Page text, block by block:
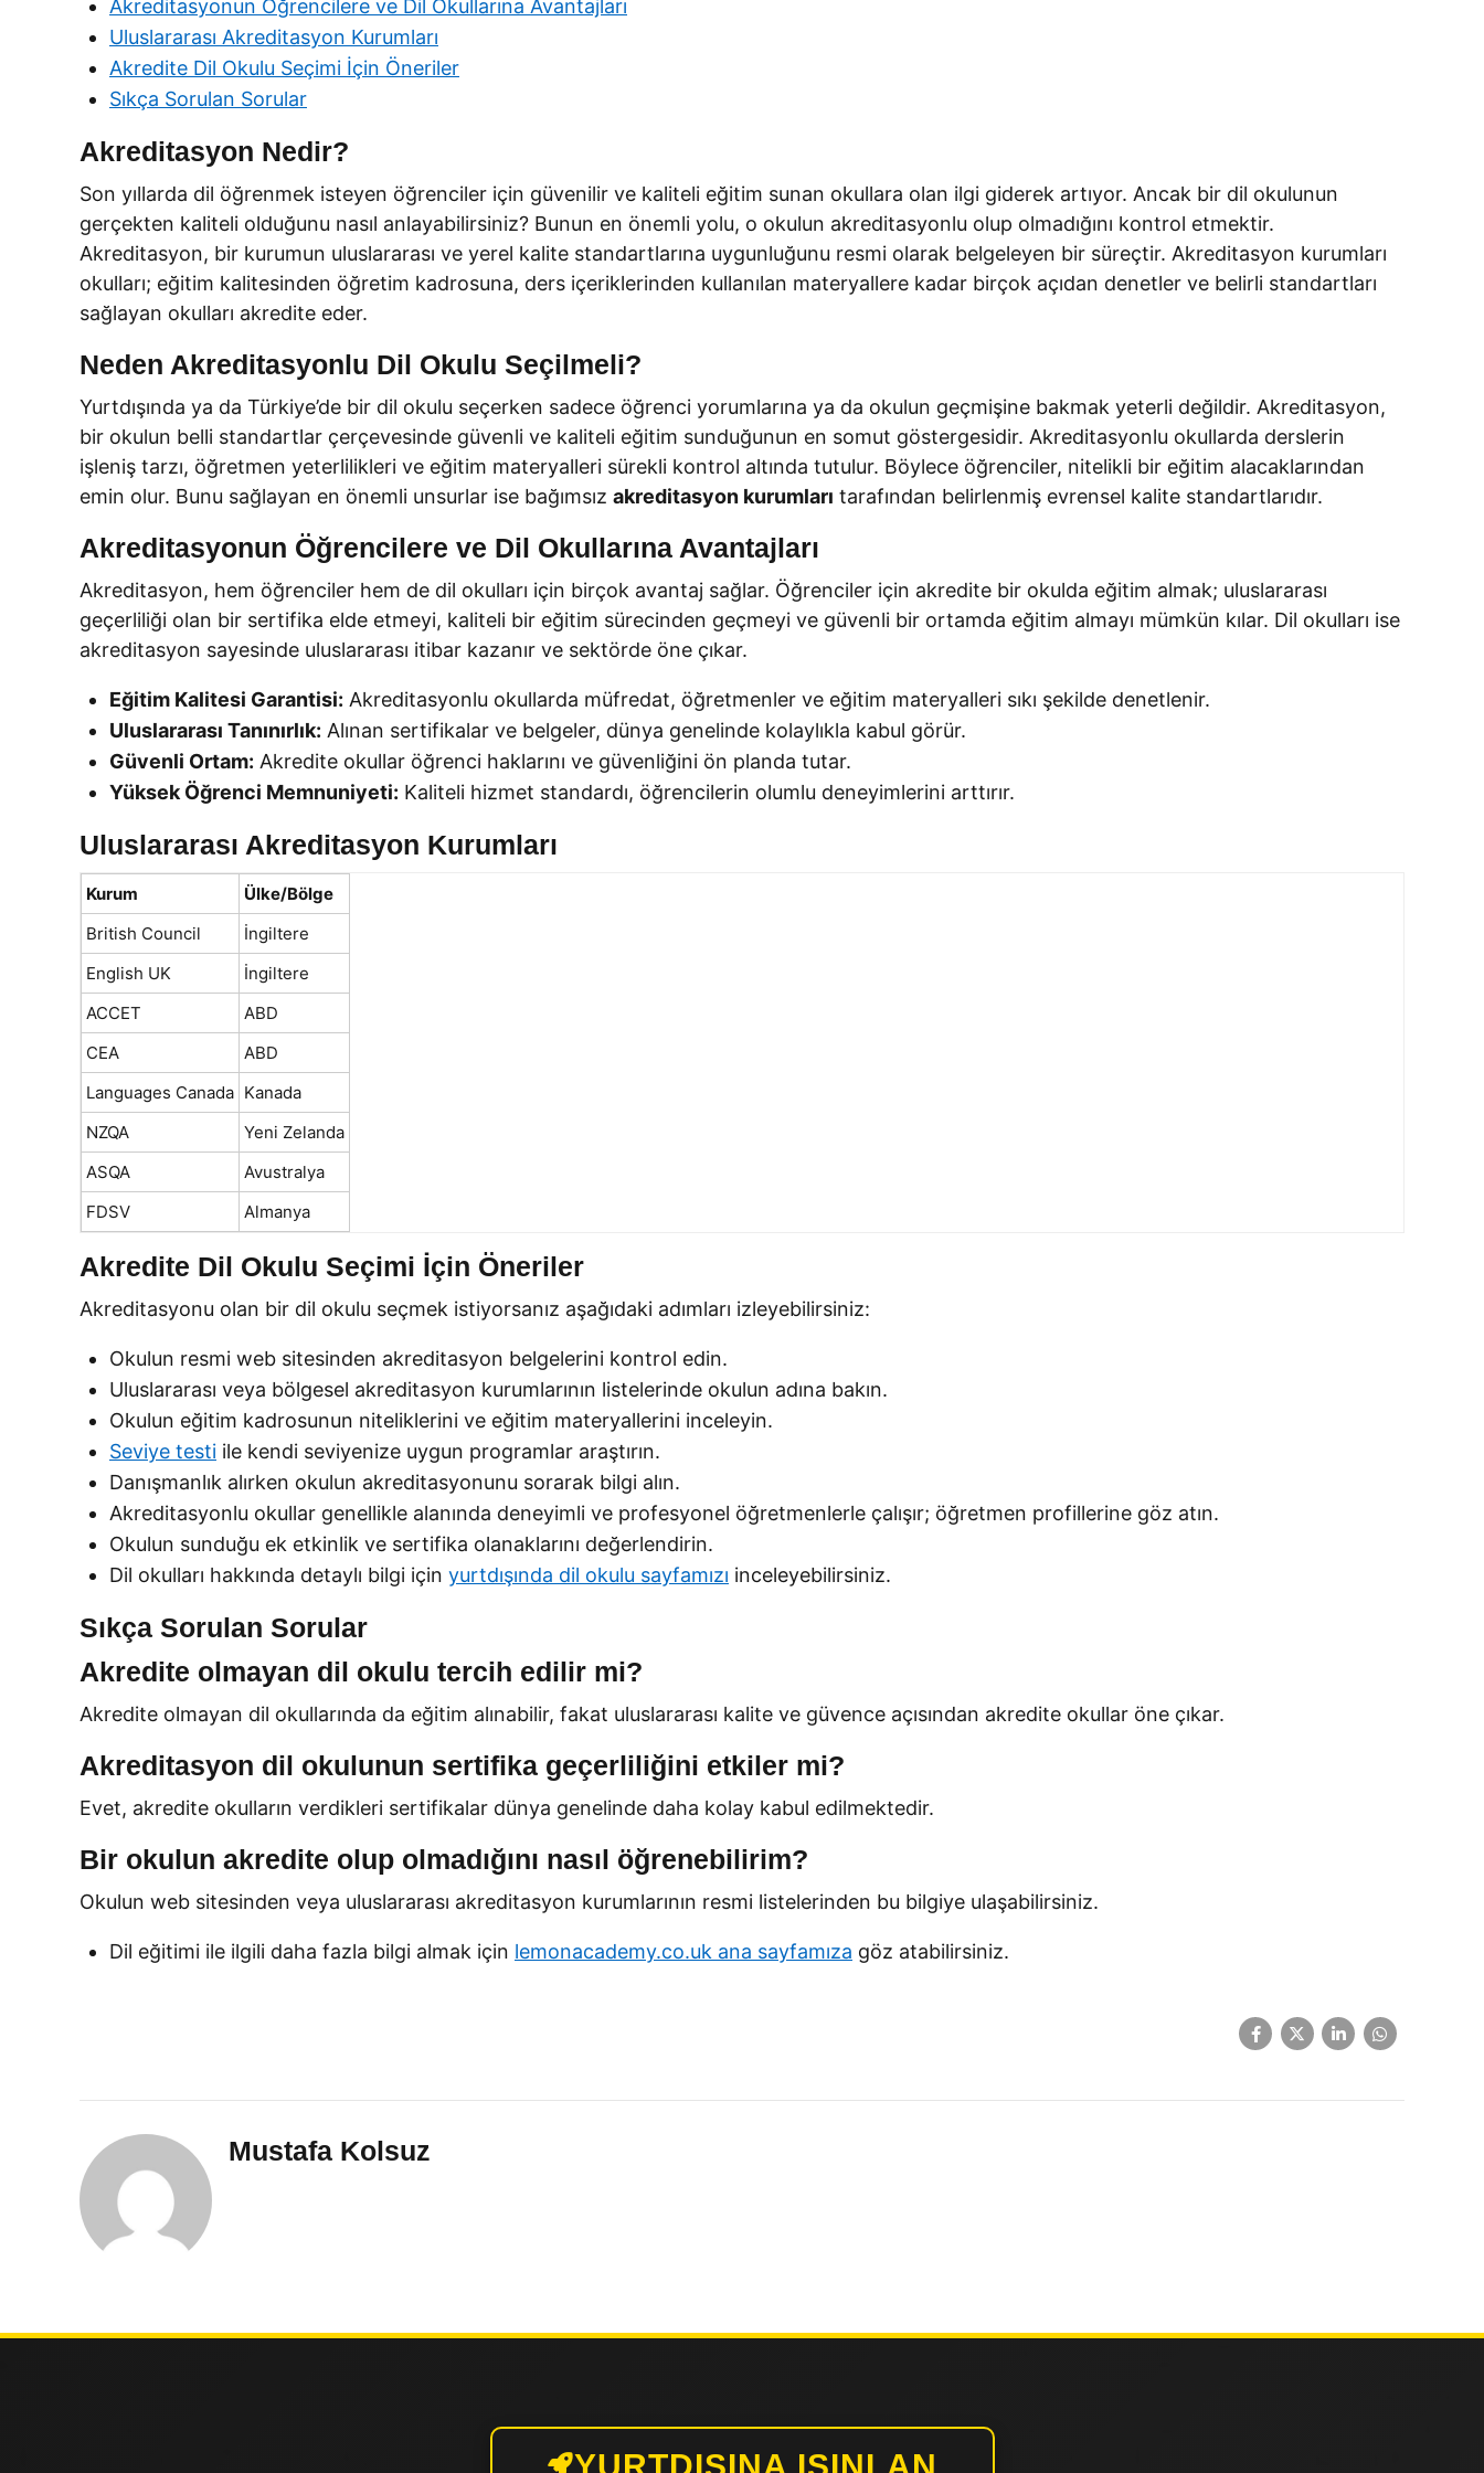
Akreditasyonun Öğrencilere ve Dil Okullarına Avantajları
Uluslararası Akreditasyon Kurumları
Akredite Dil Okulu Seçimi İçin Öneriler
Sıkça Sorulan Sorular
Akreditasyon Nedir?
Son yıllarda dil öğrenmek isteyen öğrenciler için güvenilir ve kaliteli eğitim sunan okullara olan ilgi giderek artıyor. Ancak bir dil okulunun
gerçekten kaliteli olduğunu nasıl anlayabilirsiniz? Bunun en önemli yolu, o okulun akreditasyonlu olup olmadığını kontrol etmektir.
Akreditasyon, bir kurumun uluslararası ve yerel kalite standartlarına uygunluğunu resmi olarak belgeleyen bir süreçtir. Akreditasyon kurumları
okulları; eğitim kalitesinden öğretim kadrosuna, ders içeriklerinden kullanılan materyallere kadar birçok açıdan denetler ve belirli standartları
sağlayan okulları akredite eder.
Neden Akreditasyonlu Dil Okulu Seçilmeli?
Yurtdışında ya da Türkiye’de bir dil okulu seçerken sadece öğrenci yorumlarına ya da okulun geçmişine bakmak yeterli değildir. Akreditasyon,
bir okulun belli standartlar çerçevesinde güvenli ve kaliteli eğitim sunduğunun en somut göstergesidir. Akreditasyonlu okullarda derslerin
işleniş tarzı, öğretmen yeterlilikleri ve eğitim materyalleri sürekli kontrol altında tutulur. Böylece öğrenciler, nitelikli bir eğitim alacaklarından
emin olur. Bunu sağlayan en önemli unsurlar ise bağımsız akreditasyon kurumları tarafından belirlenmiş evrensel kalite standartlarıdır.
Akreditasyonun Öğrencilere ve Dil Okullarına Avantajları
Akreditasyon, hem öğrenciler hem de dil okulları için birçok avantaj sağlar. Öğrenciler için akredite bir okulda eğitim almak; uluslararası
geçerliliği olan bir sertifika elde etmeyi, kaliteli bir eğitim sürecinden geçmeyi ve güvenli bir ortamda eğitim almayı mümkün kılar. Dil okulları ise
akreditasyon sayesinde uluslararası itibar kazanır ve sektörde öne çıkar.
Eğitim Kalitesi Garantisi: Akreditasyonlu okullarda müfredat, öğretmenler ve eğitim materyalleri sıkı şekilde denetlenir.
Uluslararası Tanınırlık: Alınan sertifikalar ve belgeler, dünya genelinde kolaylıkla kabul görür.
Güvenli Ortam: Akredite okullar öğrenci haklarını ve güvenliğini ön planda tutar.
Yüksek Öğrenci Memnuniyeti: Kaliteli hizmet standardı, öğrencilerin olumlu deneyimlerini arttırır.
Uluslararası Akreditasyon Kurumları
Kurum
Ülke/Bölge
British Council
İngiltere
English UK
İngiltere
ACCET
ABD
CEA
ABD
Languages Canada Kanada
NZQA
Yeni Zelanda
ASQA
Avustralya
FDSV
Almanya
Akredite Dil Okulu Seçimi İçin Öneriler
Akreditasyonu olan bir dil okulu seçmek istiyorsanız aşağıdaki adımları izleyebilirsiniz:
Okulun resmi web sitesinden akreditasyon belgelerini kontrol edin.
Uluslararası veya bölgesel akreditasyon kurumlarının listelerinde okulun adına bakın.
Okulun eğitim kadrosunun niteliklerini ve eğitim materyallerini inceleyin.
Seviye testi ile kendi seviyenize uygun programlar araştırın.
Danışmanlık alırken okulun akreditasyonunu sorarak bilgi alın.
Akreditasyonlu okullar genellikle alanında deneyimli ve profesyonel öğretmenlerle çalışır; öğretmen profillerine göz atın.
Okulun sunduğu ek etkinlik ve sertifika olanaklarını değerlendirin.
Dil okulları hakkında detaylı bilgi için yurtdışında dil okulu sayfamızı inceleyebilirsiniz.
Sıkça Sorulan Sorular
Akredite olmayan dil okulu tercih edilir mi?
Akredite olmayan dil okullarında da eğitim alınabilir, fakat uluslararası kalite ve güvence açısından akredite okullar öne çıkar.
Akreditasyon dil okulunun sertifika geçerliliğini etkiler mi?
Evet, akredite okulların verdikleri sertifikalar dünya genelinde daha kolay kabul edilmektedir.
Bir okulun akredite olup olmadığını nasıl öğrenebilirim?
Okulun web sitesinden veya uluslararası akreditasyon kurumlarının resmi listelerinden bu bilgiye ulaşabilirsiniz.
Dil eğitimi ile ilgili daha fazla bilgi almak için lemonacademy.co.uk ana sayfamıza göz atabilirsiniz.
Mustafa Kolsuz
YURTDIŞINA IŞINLAN